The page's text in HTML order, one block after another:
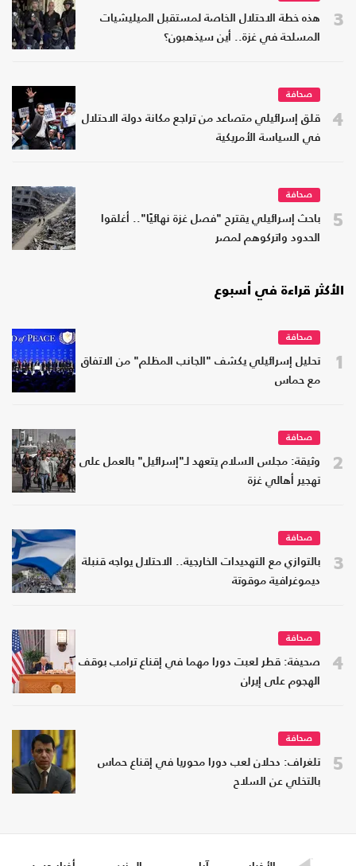
3
هذه خطة الاحتلال الخاصة لمستقبل الميليشيات
المسلحة في غزة.. أين سيذهبون؟
4
صحافة
قلق إسرائيلي متصاعد من تراجع مكانة دولة الاحتلال
في السياسة الأمريكية
5
صحافة
باحث إسرائيلي يقترح "فصل غزة نهائيًا".. أغلقوا
الحدود واتركوهم لمصر
الأكثر قراءة في أسبوع
1
صحافة
تحليل إسرائيلي يكشف "الجانب المظلم" من الاتفاق
مع حماس
2
صحافة
وثيقة: مجلس السلام يتعهد لـ"إسرائيل" بالعمل على
تهجير أهالي غزة
3
صحافة
بالتوازي مع التهديدات الخارجية.. الاحتلال يواجه قنبلة
ديموغرافية موقوتة
4
صحافة
صحيفة: قطر لعبت دورا مهما في إقناع ترامب بوقف
الهجوم على إيران
5
صحافة
تلغراف: دحلان لعب دورا محوريا في إقناع حماس
بالتخلي عن السلاح